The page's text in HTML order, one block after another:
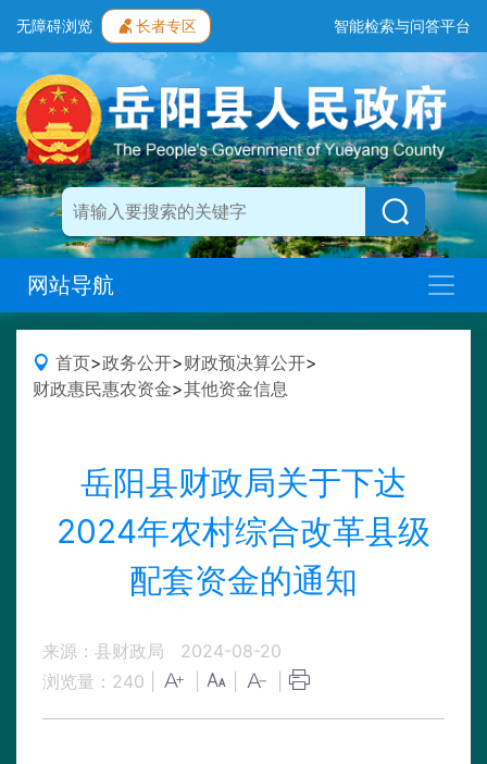
无障碍浏览 长者专区 智能检索与问答平台
网站导航
首页>政务公开>财政预决算公开>
财政惠民惠农资金>其他资金信息
岳阳县财政局关于下达
2024年农村综合改革县级
配套资金的通知
来源：县财政局
2024-08-20
浏览量： 240